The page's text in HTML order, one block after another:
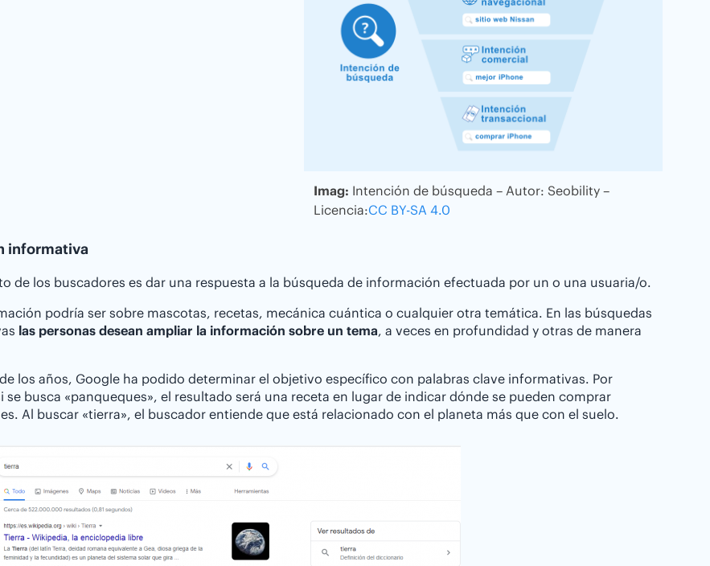
Imag: Intención de búsqueda – Autor: Seobility –
Licencia:CC BY-SA 4.0
informativa
de los buscadores es dar una respuesta a la búsqueda de información efectuada por un o una usuaria/o.
podría ser sobre mascotas, recetas, mecánica cuántica o cualquier otra temática. En las búsquedas
las personas desean ampliar la información sobre un tema, a veces en profundidad y otras de manera
los años, Google ha podido determinar el objetivo específico con palabras clave informativas. Por
se busca «panqueques», el resultado será una receta en lugar de indicar dónde se pueden comprar
Al buscar «tierra», el buscador entiende que está relacionado con el planeta más que con el suelo.